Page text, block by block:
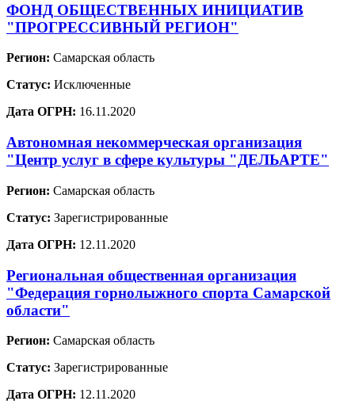
ФОНД ОБЩЕСТВЕННЫХ ИНИЦИАТИВ
"ПРОГРЕССИВНЫЙ РЕГИОН"
Регион: Самарская область
Статус: Исключенные
Дата ОГРН: 16.11.2020
Автономная некоммерческая организация
"Центр услуг в сфере культуры "ДЕЛЬАРТЕ"
Регион: Самарская область
Статус: Зарегистрированные
Дата ОГРН: 12.11.2020
Региональная общественная организация
"Федерация горнолыжного спорта Самарской
области"
Регион: Самарская область
Статус: Зарегистрированные
Дата ОГРН: 12.11.2020